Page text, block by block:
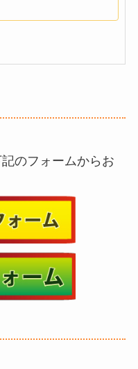
のフォームからお